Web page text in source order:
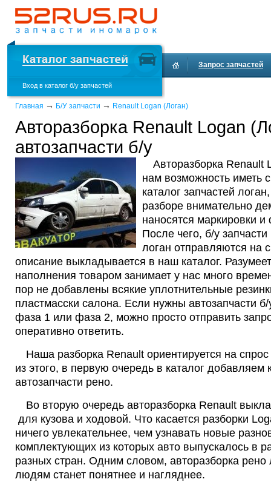
Вход в каталог б/у запчастей
Запрос запчастей
Главная → Б/У запчасти → Renault Logan (Логан)
Авторазборка Renault Logan
автозапчасти б/у
Авторазборка Renault
нам возможность иметь
каталог запчастей
разборе внимательно
наносятся маркировки
После чего, б/у запчасти
логан отправляются на
описание выкладывается в наш каталог.
наполнения товаром занимает у нас много
пор не добавлены всякие уплотнительные
пластмасски салона. Если нужны автозапчасти
фаза 1 или фаза 2, можно просто отправить
оперативно ответить.
Наша разборка Renault ориентируется на
из этого, в первую очередь в каталог добавляем
автозапчасти рено.
Во вторую очередь авторазборка Renault
для кузова и ходовой. Что касается разборки
ничего увлекательнее, чем узнавать новые
комплектующих из которых авто выпускалось в
разных стран. Одним словом, авторазборка рено
людям станет понятнее и нагляднее.